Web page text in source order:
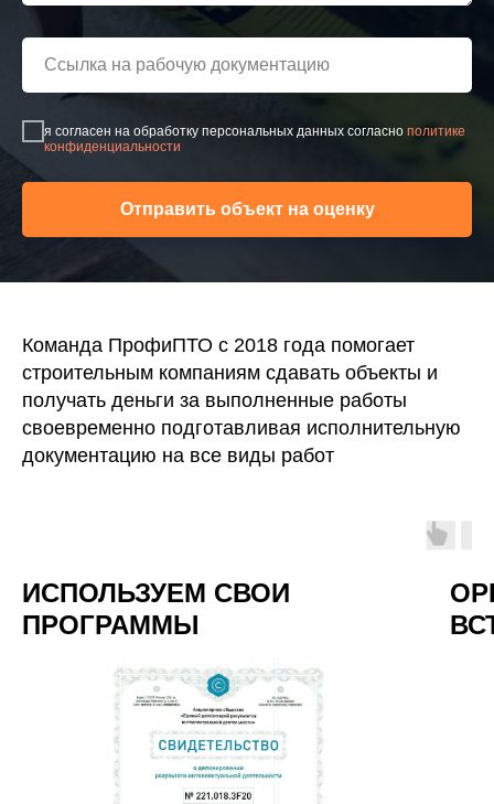
я согласен на обработку персональных данных согласно политике
конфиденциальности
Отправить объект на оценку
Команда ПрофиПТО с 2018 года помогает
строительным компаниям сдавать объекты и
получать деньги за выполненные работы
своевременно подготавливая исполнительную
документацию на все виды работ
ИСПОЛЬЗУЕМ СВОИ
ПРОГРАММЫ